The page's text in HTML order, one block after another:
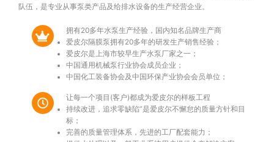
队伍，是专业从事泵类产品及给排水设备的生产经营企业。
拥有20多年水泵生产经验，国内知名品牌生产商
爱皮尔隔膜泵拥有20多年的研发生产销售经验；
爱皮尔是上海市较早生产水泵厂家之一；
中国通用机械泵行业协会成员企业；
中国化工装备协会及中国环保产业协会会员单位；
让每一个项目(客户)都成为爱皮尔的样板工程
持续改进，追求零缺陷”是爱皮尔不懈怠的质量方针和目
标；
完善的质量管理体系，先进的工厂配套能力；